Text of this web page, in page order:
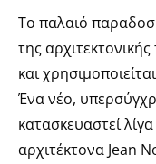
Το παλαιό
της
και
Ένα νέο,
κατασκευαστεί
αρχιτέκτονα Jean